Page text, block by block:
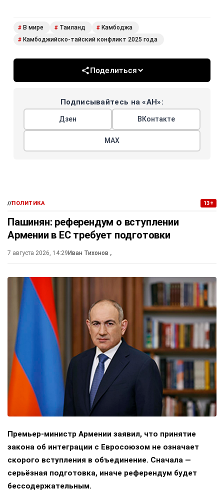
# В мире # Таиланд # Камбоджа
# Камбоджийско-тайский конфликт 2025 года
Поделиться
Подписывайтесь на «АН»:
Дзен ВКонтакте
МАХ
//ПОЛИТИКА 13+
Пашинян: референдум о вступлении
Армении в ЕС требует подготовки
7 августа 2026, 14:29 Иван Тихонов ,
Премьер-министр Армении заявил, что принятие
закона об интеграции с Евросоюзом не означает
скорого вступления в объединение. Сначала —
серьёзная подготовка, иначе референдум будет
бессодержательным.